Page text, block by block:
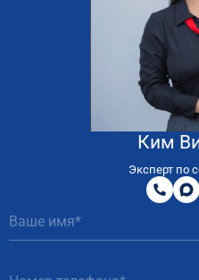
Ким
Эксперт по
8
800
200
51